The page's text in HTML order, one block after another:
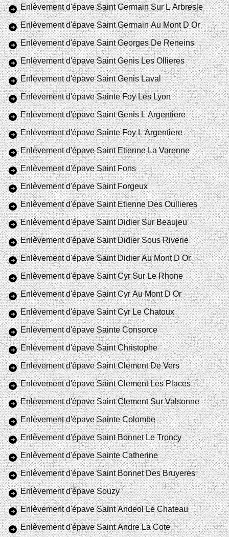
Enlèvement d'épave Saint Germain Sur L Arbresle
Enlèvement d'épave Saint Germain Au Mont D Or
Enlèvement d'épave Saint Georges De Reneins
Enlèvement d'épave Saint Genis Les Ollieres
Enlèvement d'épave Saint Genis Laval
Enlèvement d'épave Sainte Foy Les Lyon
Enlèvement d'épave Saint Genis L Argentiere
Enlèvement d'épave Sainte Foy L Argentiere
Enlèvement d'épave Saint Etienne La Varenne
Enlèvement d'épave Saint Fons
Enlèvement d'épave Saint Forgeux
Enlèvement d'épave Saint Etienne Des Oullieres
Enlèvement d'épave Saint Didier Sur Beaujeu
Enlèvement d'épave Saint Didier Sous Riverie
Enlèvement d'épave Saint Didier Au Mont D Or
Enlèvement d'épave Saint Cyr Sur Le Rhone
Enlèvement d'épave Saint Cyr Au Mont D Or
Enlèvement d'épave Saint Cyr Le Chatoux
Enlèvement d'épave Sainte Consorce
Enlèvement d'épave Saint Christophe
Enlèvement d'épave Saint Clement De Vers
Enlèvement d'épave Saint Clement Les Places
Enlèvement d'épave Saint Clement Sur Valsonne
Enlèvement d'épave Sainte Colombe
Enlèvement d'épave Saint Bonnet Le Troncy
Enlèvement d'épave Sainte Catherine
Enlèvement d'épave Saint Bonnet Des Bruyeres
Enlèvement d'épave Souzy
Enlèvement d'épave Saint Andeol Le Chateau
Enlèvement d'épave Saint Andre La Cote